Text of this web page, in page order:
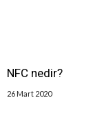
NFC nedir?
26 Mart 2020